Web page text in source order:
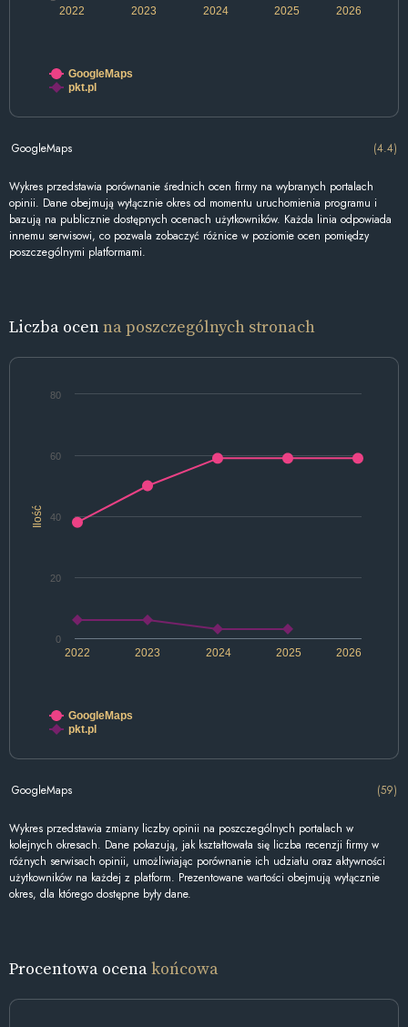
2022 2024 2026
2023 2025
GoogleMaps
pkt.pl
GoogleMaps (4.4)
Wykres przedstawia porównanie średnich ocen firmy na wybranych portalach
opinii. Dane obejmują wyłącznie okres od momentu uruchomienia programu i
bazują na publicznie dostępnych ocenach użytkowników. Każda linia odpowiada
innemu serwisowi, co pozwala zobaczyć różnice w poziomie ocen pomiędzy
poszczególnymi platformami.
Liczba ocenna poszczególnych stronach
Ilość
2022 2024 2026
2023 2025
0
20
40
60
80
GoogleMaps
pkt.pl
GoogleMaps (59)
Wykres przedstawia zmiany liczby opinii na poszczególnych portalach w
kolejnych okresach. Dane pokazują, jak kształtowała się liczba recenzji firmy w
różnych serwisach opinii, umożliwiając porównanie ich udziału oraz aktywności
użytkowników na każdej z platform. Prezentowane wartości obejmują wyłącznie
okres, dla którego dostępne były dane.
Procentowa ocenakońcowa